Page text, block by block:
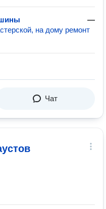
—
на дому ремонт
Чат